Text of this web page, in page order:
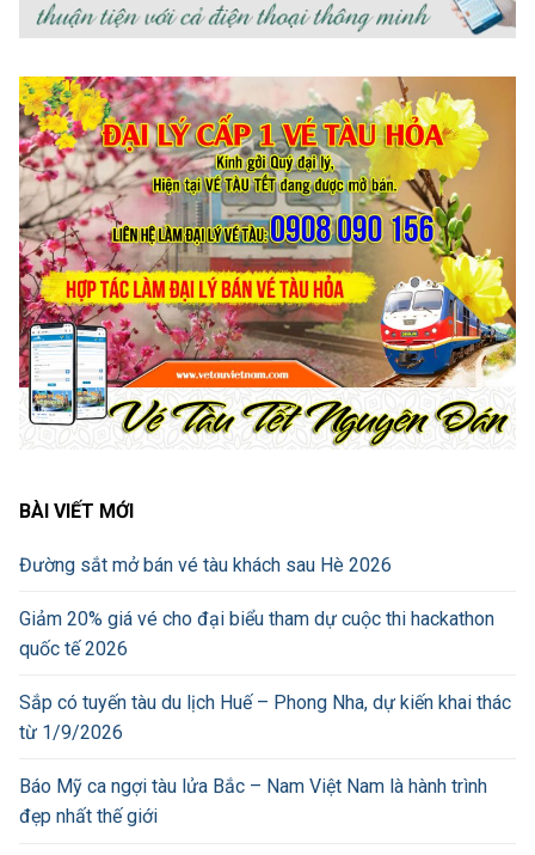
BÀI VIẾT MỚI
Đường sắt mở bán vé tàu khách sau Hè 2026
Giảm 20% giá vé cho đại biểu tham dự cuộc thi hackathon
quốc tế 2026
Sắp có tuyến tàu du lịch Huế – Phong Nha, dự kiến khai thác
từ 1/9/2026
Báo Mỹ ca ngợi tàu lửa Bắc – Nam Việt Nam là hành trình
đẹp nhất thế giới